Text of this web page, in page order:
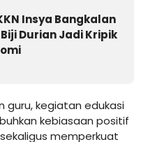
Insya Bangkalan
Durian Jadi Kripik
guru, kegiatan edukasi
kebiasaan positif
memperkuat